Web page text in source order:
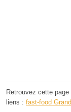
Retrouvez cette
liens : fast-food